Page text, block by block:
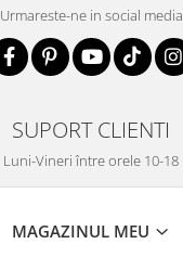
Urmareste-ne in social media
SUPORT CLIENTI
Luni-Vineri între orele 10-18
MAGAZINUL MEU